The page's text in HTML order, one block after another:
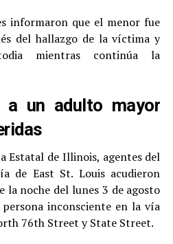
informaron que el menor fue
del hallazgo de la víctima y
mientras continúa la
a un adulto mayor
Estatal de Illinois, agentes del
de East St. Louis acudieron
la noche del lunes 3 de agosto
inconsciente en la vía
76th Street y State Street.